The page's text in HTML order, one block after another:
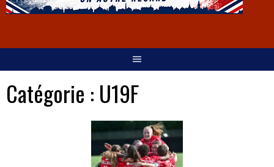
Catégorie : U19F